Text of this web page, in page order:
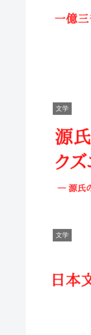
文学
文学